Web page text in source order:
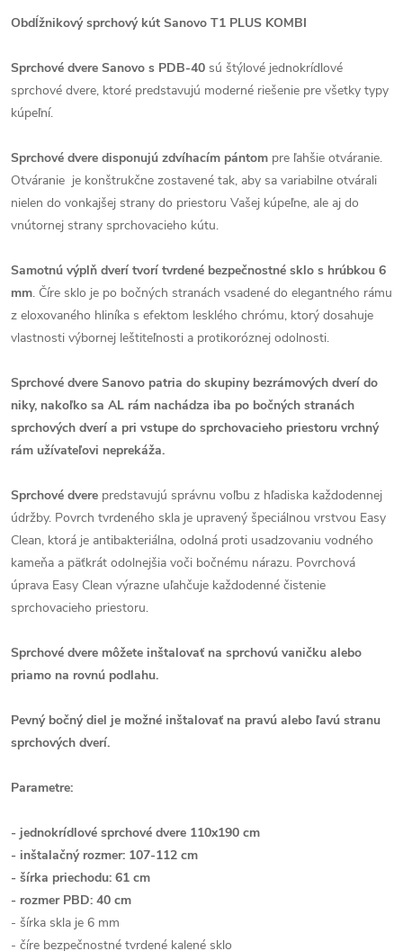
Obdĺžnikový sprchový kút Sanovo T1 PLUS KOMBI
Sprchové dvere Sanovo s PDB-40 sú štýlové jednokrídlové
sprchové dvere, ktoré predstavujú moderné riešenie pre všetky typy
kúpeľní.
Sprchové dvere disponujú zdvíhacím pántom pre ľahšie otváranie.
Otváranie je konštrukčne zostavené tak, aby sa variabilne otvárali
nielen do vonkajšej strany do priestoru Vašej kúpeľne, ale aj do
vnútornej strany sprchovacieho kútu.
Samotnú výplň dverí tvorí tvrdené bezpečnostné sklo s hrúbkou 6
mm. Číre sklo je po bočných stranách vsadené do elegantného rámu
z eloxovaného hliníka s efektom lesklého chrómu, ktorý dosahuje
vlastnosti výbornej leštiteľnosti a protikoróznej odolnosti.
Sprchové dvere Sanovo patria do skupiny bezrámových dverí do
niky, nakoľko sa AL rám nachádza iba po bočných stranách
sprchových dverí a pri vstupe do sprchovacieho priestoru vrchný
rám užívateľovi neprekáža.
Sprchové dvere predstavujú správnu voľbu z hľadiska každodennej
údržby. Povrch tvrdeného skla je upravený špeciálnou vrstvou Easy
Clean, ktorá je antibakteriálna, odolná proti usadzovaniu vodného
kameňa a päťkrát odolnejšia voči bočnému nárazu. Povrchová
úprava Easy Clean výrazne uľahčuje každodenné čistenie
sprchovacieho priestoru.
Sprchové dvere môžete inštalovať na sprchovú vaničku alebo
priamo na rovnú podlahu.
Pevný bočný diel je možné inštalovať na pravú alebo ľavú stranu
sprchových dverí.
Parametre:
- jednokrídlové sprchové dvere 110x190 cm
- inštalačný rozmer: 107-112 cm
- šírka priechodu: 61 cm
- rozmer PBD: 40 cm
- šírka skla je 6 mm
- číre bezpečnostné tvrdené kalené sklo